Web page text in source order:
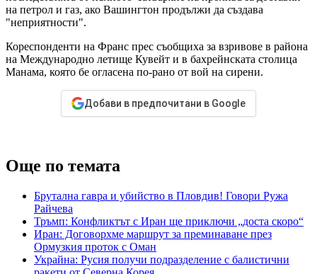
на петрол и газ, ако Вашингтон продължи да създава
"неприятности".
Кореспонденти на Франс прес съобщиха за взривове в района
на Международно летище Кувейт и в бахрейнската столица
Манама, която бе огласена по-рано от вой на сирени.
Добави в предпочитани в Google
Още по темата
Брутална гавра и убийство в Пловдив! Говори Ружа
Райчева
Тръмп: Конфликтът с Иран ще приключи „доста скоро“
Иран: Договорхме маршрут за преминаване през
Ормузкия проток с Оман
Украйна: Русия получи подразделение с балистични